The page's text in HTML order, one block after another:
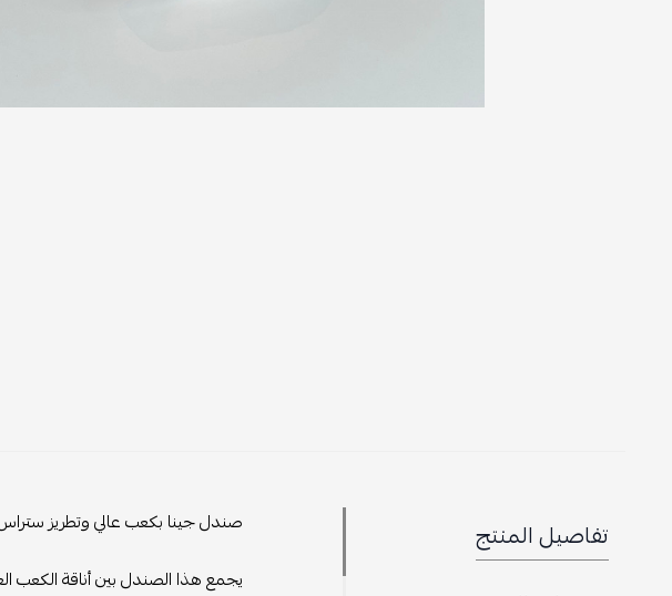
تفاصيل المنتج
صندل جينا بكعب عالي وتطريز
يجمع هذا الصندل بين أناقة الكعب